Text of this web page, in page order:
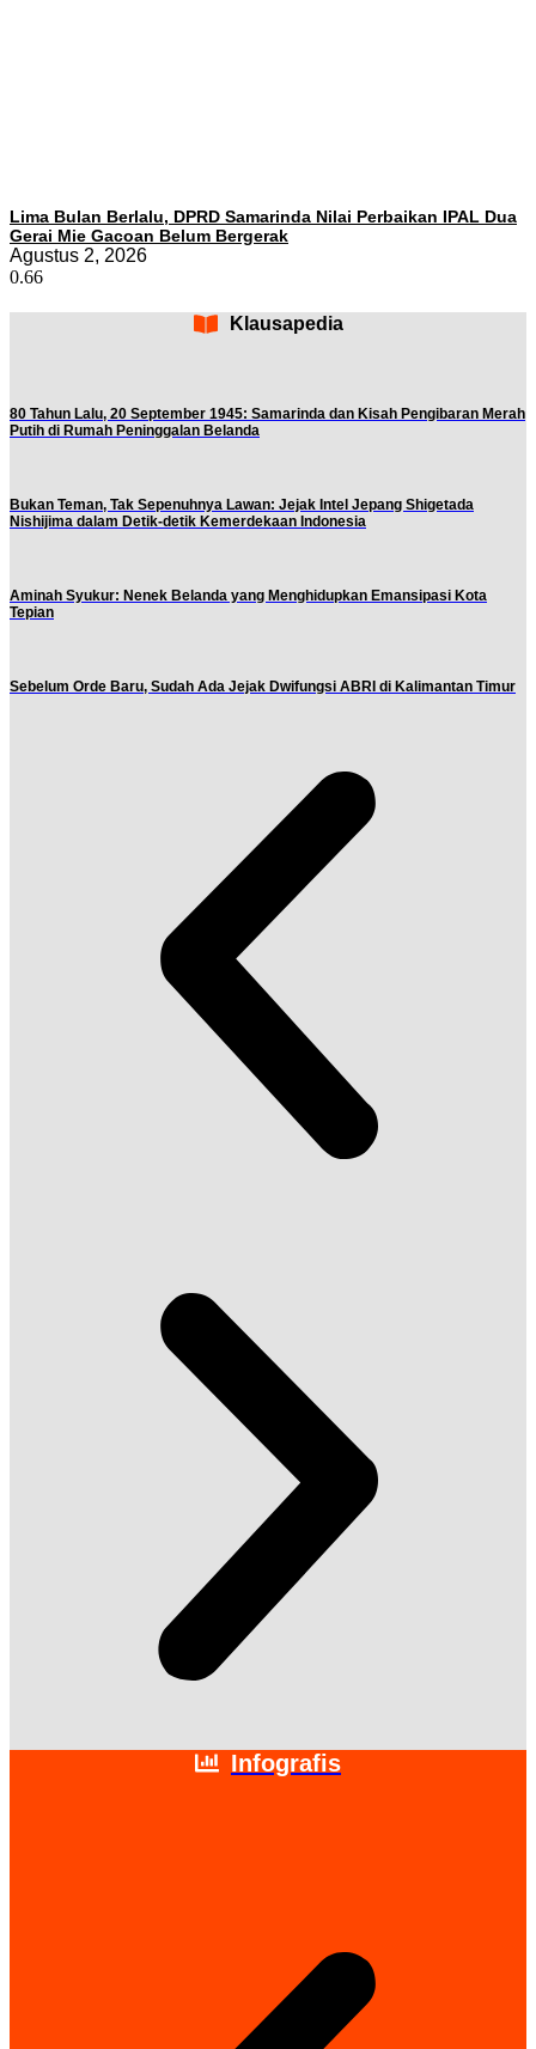
Lima Bulan Berlalu, DPRD Samarinda Nilai Perbaikan IPAL Dua
Gerai Mie Gacoan Belum Bergerak
Agustus 2, 2026
Klausapedia
80 Tahun Lalu, 20 September 1945: Samarinda dan Kisah Pengibaran Merah
Putih di Rumah Peninggalan Belanda
Bukan Teman, Tak Sepenuhnya Lawan: Jejak Intel Jepang Shigetada
Nishijima dalam Detik-detik Kemerdekaan Indonesia
Aminah Syukur: Nenek Belanda yang Menghidupkan Emansipasi Kota
Tepian
Sebelum Orde Baru, Sudah Ada Jejak Dwifungsi ABRI di Kalimantan Timur
Infografis